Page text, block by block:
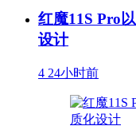
红魔11S Pro
设计
4 24小时前